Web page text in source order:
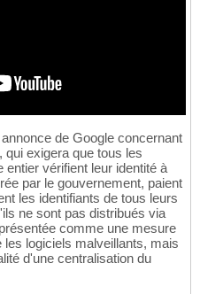
de Google concernant
qui exigera que tous les
entier vérifient leur identité à
par le gouvernement, paient
les identifiants de tous leurs
ne sont pas distribués via
comme une mesure
logiciels malveillants, mais
d'une centralisation du